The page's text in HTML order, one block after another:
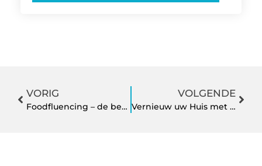
VORIG
Foodfluencing – de beste marketingtool voor je restaurant!
VOLGENDE
Vernieuw uw Huis met traprenovatie